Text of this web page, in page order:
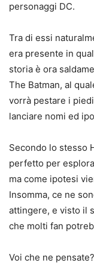
personaggi DC.
Tra di essi
era presente in
storia è ora
The Batman, al
vorrà pestare i
lanciare nomi ed
Secondo lo stesso
perfetto per
ma come ipotesi
Insomma, ce ne
attingere, e visto il
che molti fan
Voi che ne